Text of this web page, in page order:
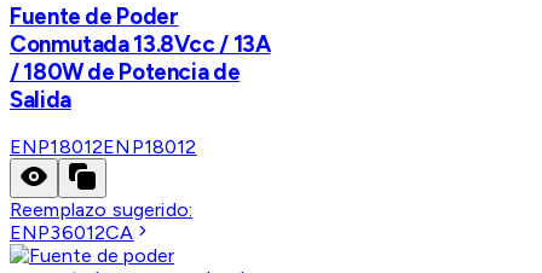
Fuente de Poder
Conmutada 13.8Vcc / 13A
/ 180W de Potencia de
Salida
ENP18012ENP18012
Reemplazo sugerido:
ENP36012CA